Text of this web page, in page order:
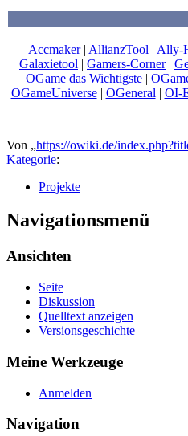
Accmaker| AllianzTool | Ally-
Galaxietool | Gamers-Corner|
OGame das Wichtigste|
OGameUniverse| OGeneral | OI-
Von „https://owiki.de/
Kategorie:
Projekte
Navigationsmenü
Ansichten
Seite
Diskussion
Quelltext anzeigen
Versionsgeschichte
Meine Werkzeuge
Anmelden
Navigation